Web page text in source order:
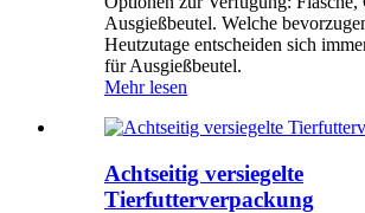
Ausgießbeutel. Welche
Heutzutage entscheiden sich
für Ausgießbeutel.
Mehr lesen
Achtseitig versiegelte
Tierfutterverpackung